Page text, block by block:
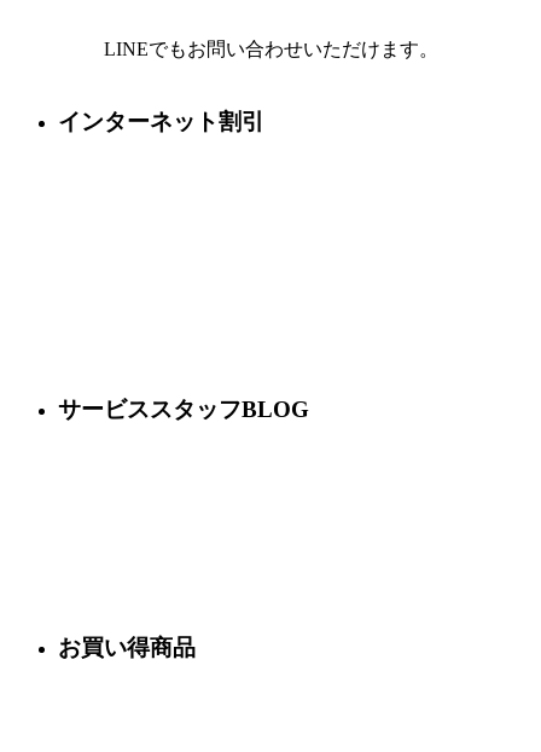
LINEでもお問い合わせいただけます。
インターネット割引
サービススタッフBLOG
お買い得商品